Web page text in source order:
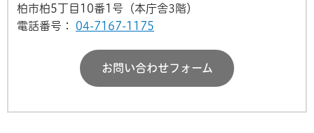
柏市柏5丁目10番1号（本庁舎3階）
電話番号：
04-7167-1175
お問い合わせフォーム